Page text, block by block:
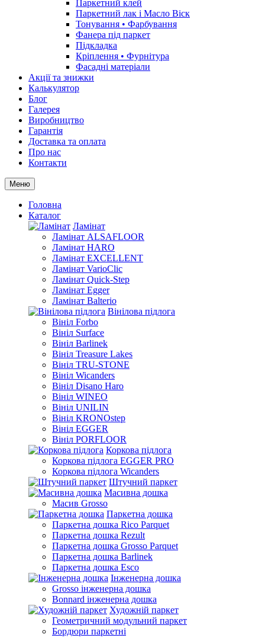
Паркетний клей
Паркетний лак і Масло Віск
Тонування • Фарбування
Фанера під паркет
Підкладка
Кріплення • Фурнітура
Фасадні матеріали
Акції та знижки
Калькулятор
Блог
Галерея
Виробництво
Гарантія
Доставка та оплата
Про нас
Контакти
Меню
Головна
Каталог
Ламінат
Ламінат ALSAFLOOR
Ламінат HARO
Ламінат EXCELLENT
Ламінат VarioClic
Ламінат Quick-Step
Ламінат Egger
Ламінат Balterio
Вінілова підлога
Вініл Forbo
Вініл Surface
Вініл Barlinek
Вініл Treasure Lakes
Вініл TRU-STONE
Вініл Wicanders
Вініл Disano Haro
Вініл WINEO
Вініл UNILIN
Вініл KRONOstep
Вініл EGGER
Вініл PORFLOOR
Коркова підлога
Коркова підлога EGGER PRO
Коркова підлога Wicanders
Штучний паркет
Масивна дошка
Масив Grosso
Паркетна дошка
Паркетна дошка Rico Parquet
Паркетна дошка Rezult
Паркетна дошка Grosso Parquet
Паркетна дошка Barlinek
Паркетна дошка Esco
Інженерна дошка
Grosso інженерна дошка
Bonnard інженерна дошка
Художній паркет
Геометричний модульний паркет
Бордюри паркетні